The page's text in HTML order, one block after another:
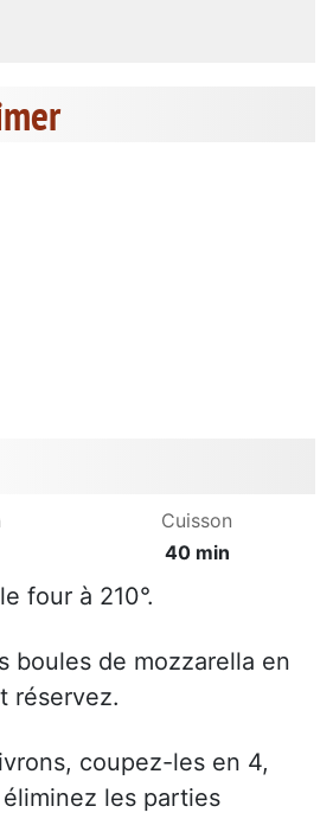
Cuisson
40 min
four à 210°.
boules de mozzarella en
réservez.
coupez-les en 4,
les parties